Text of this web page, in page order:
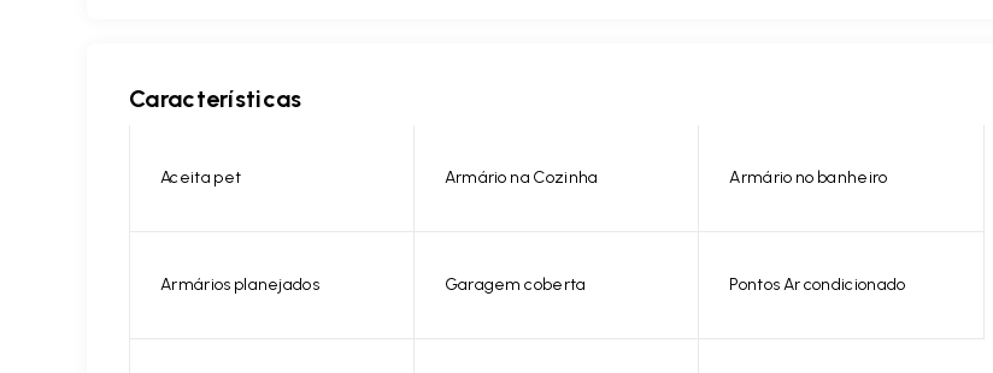
Características
Aceita pet Armário na Cozinha Armário no banheiro
Armários planejados Garagem coberta Pontos Ar condicionado